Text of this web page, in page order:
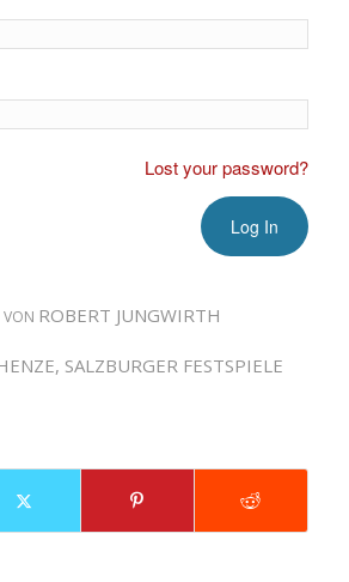
Lost your password?
VON ROBERT JUNGWIRTH
, SALZBURGER FESTSPIELE